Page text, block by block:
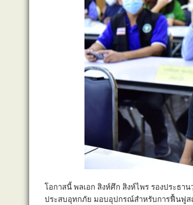
โอกาสนี้ พลเอก สิงห์ศึก สิงห์ไพร รองประธ
ประสบอุทกภัย มอบอุปกรณ์สำหรับการฟื้นฟูส